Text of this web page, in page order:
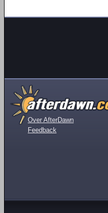
Over AfterDawn
Feedback